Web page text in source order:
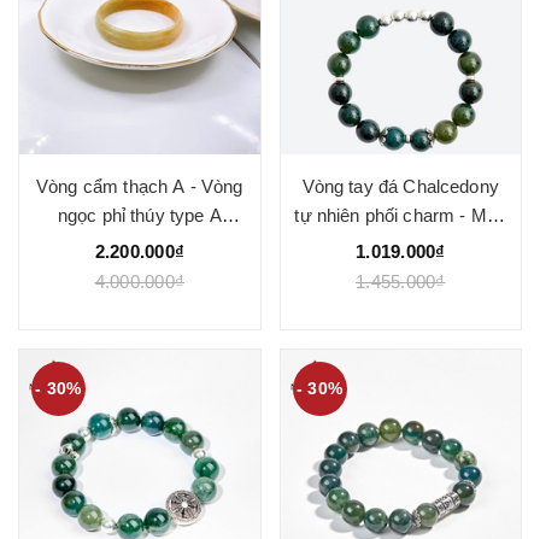
Vòng cẩm thạch A - Vòng
ngọc phỉ thúy type A
hoàng phỉ bản hẹ mỏng ni
52 bản 12x4mm LM87 -
2.200.000₫
4.000.000₫
Vòng tay đá Chalcedony
tự nhiên phối charm - Mẫu
VC1062 - Ngọc Quý
1.019.000₫
1.455.000₫
- 30% - 30%